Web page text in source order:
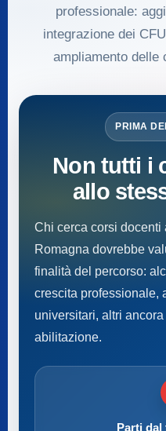
professionale:
integrazione dei
ampliamento delle
PRIMA
Non tutti i
allo
Chi cerca corsi
Romagna dovrebbe
finalità del percorso:
crescita professionale,
universitari, altri
abilitazione.
Parti